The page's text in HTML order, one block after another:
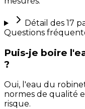
Détail des 17
Questions
Puis-je boire
?
Oui, l'eau du
normes de qualité
risque.